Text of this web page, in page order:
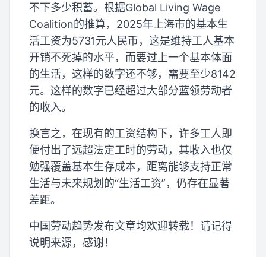
不下多少积蓄。根据Global Living Wage
Coalition的推算，2025年上海市的基本生
活工资为5731元人民币，这是维持工人基本
开销不死掉的水平，而要过上一个基本体面
的生活，这样的数字还不够，需要至少8142
元。这样的数字已经超过大部分蓝领劳动者
的收入。
换言之，在现有的工资结构下，许多工人即
便付出了远超法定工时的劳动，其收入也仅
勉强覆盖基本生存成本，距离能够支持正常
生活与未来规划的“生活工资”，仍存在显著
差距。
中国劳动趋势发布文章均欢迎转载！请记得
说明来源，感谢！